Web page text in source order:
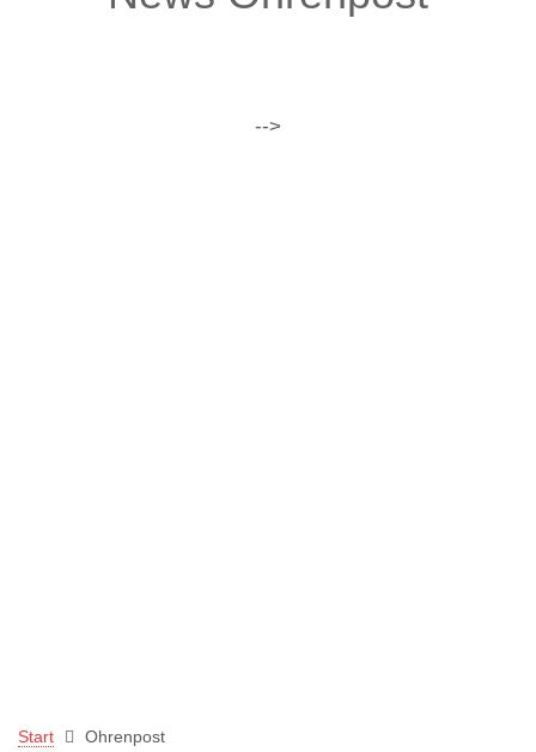
-->
Start Ohrenpost